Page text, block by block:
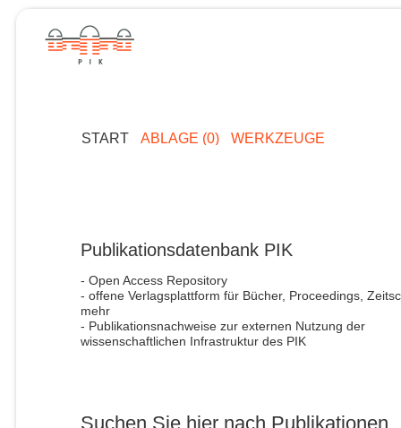
START ABLAGE (0) WERKZEUGE
Publikationsdatenbank PIK
- Open Access Repository
- offene Verlagsplattform für Bücher, Proceedings,
mehr
- Publikationsnachweise zur externen Nutzung der
wissenschaftlichen Infrastruktur des PIK
Suchen Sie hier nach Publikationen